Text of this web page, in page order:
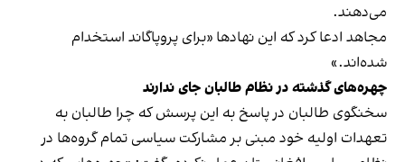
می‌دهند.
مجاهد ادعا کرد که این نهادها «برای پروپاگاند استخدام
شده‌اند.»
چهره‌های گذشته در نظام طالبان جای ندارند
سخنگوی طالبان در پاسخ به این پرسش که چرا طالبان به
تعهدات اولیه خود مبنی بر مشارکت سیاسی تمام گروه‌ها در